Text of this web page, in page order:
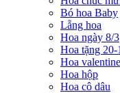
Bó hoa Baby
Lẵng hoa
Hoa ngày 8/3
Hoa tặng 20-
Hoa valentine
Hoa hộp
Hoa cô dâu